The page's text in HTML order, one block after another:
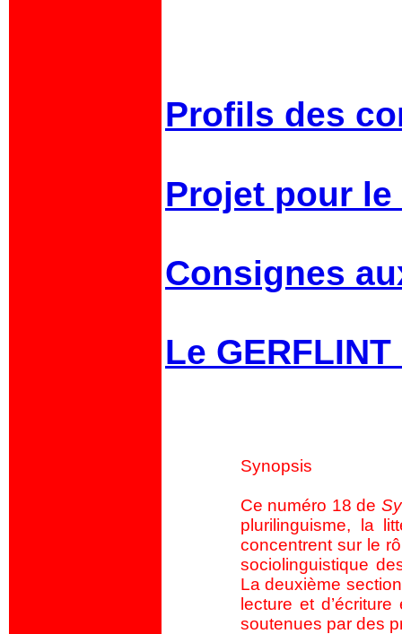
Profils des
Projet pour le
Consignes
Le
Synopsis
Ce numéro 18 de
plurilinguisme, la
concentrent sur le
sociolinguistique
La deuxième
lecture et
soutenues par des